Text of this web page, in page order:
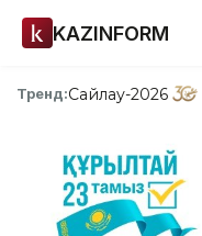
KAZINFORM
Тренд:Сайлау-2026